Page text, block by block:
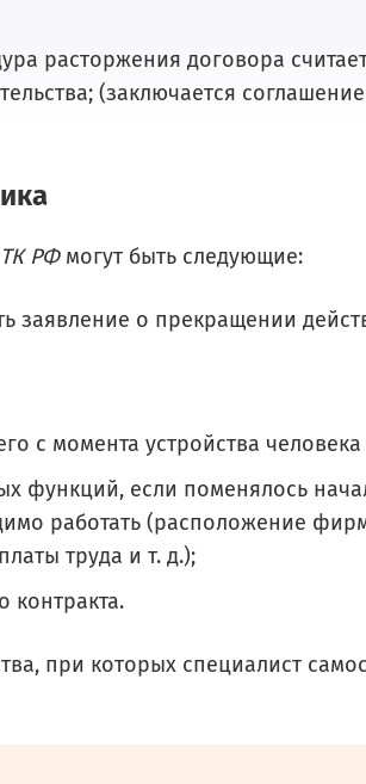
расторжения договора
(заключается
РФмогут быть следующие:
заявление о прекращении
с момента устройства
функций, если поменялось
работать (расположение
труда и т. д.);
контракта.
при которых специалист